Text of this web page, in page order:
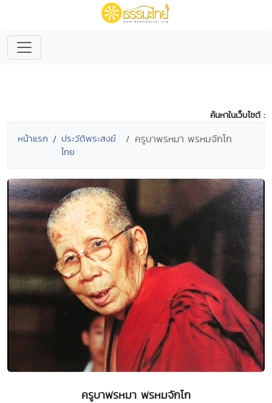
ค้นหาในเว็บไซต์ :
หน้าแรก
ประวัติพระสงฆ์
ไทย
ครูบาพรหมา พรหมจักโก
ครูบาพรหมา พรหมจักโก